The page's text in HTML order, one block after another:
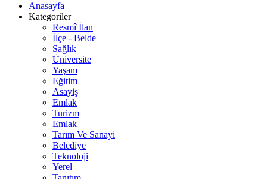
Anasayfa
Kategoriler
Resmî İlan
İlçe - Belde
Sağlık
Üniversite
Yaşam
Eğitim
Asayiş
Emlak
Turizm
Emlak
Tarım Ve Sanayi
Belediye
Teknoloji
Yerel